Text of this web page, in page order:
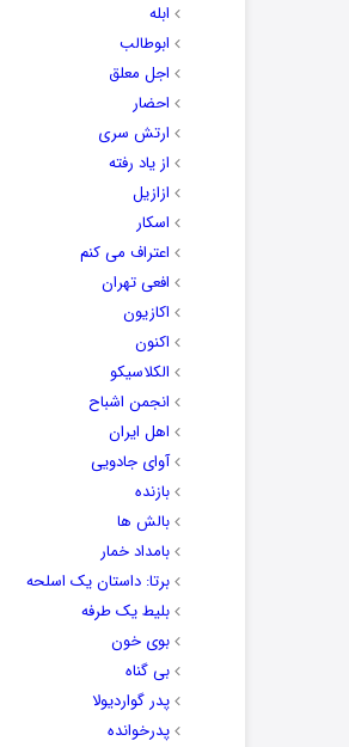
ابله
ابوطالب
اجل معلق
احضار
ارتش سری
از یاد رفته
ازازیل
اسکار
اعتراف می کنم
افعی تهران
اکازیون
اکنون
الکلاسیکو
انجمن اشباح
اهل ایران
آوای جادویی
بازنده
بالش ها
بامداد خمار
برتا: داستان یک اسلحه
بلیط یک‌‌ طرفه
بوی خون
بی گناه
پدر گواردیولا
پدرخوانده